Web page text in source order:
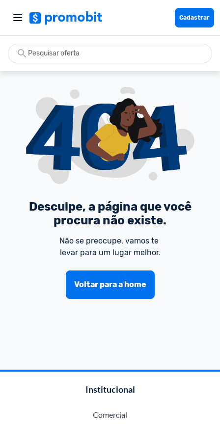
Cadastrar
Desculpe, a página que você
procura não existe.
Não se preocupe, vamos te
levar para um lugar melhor.
Voltar para a home
Institucional
Comercial